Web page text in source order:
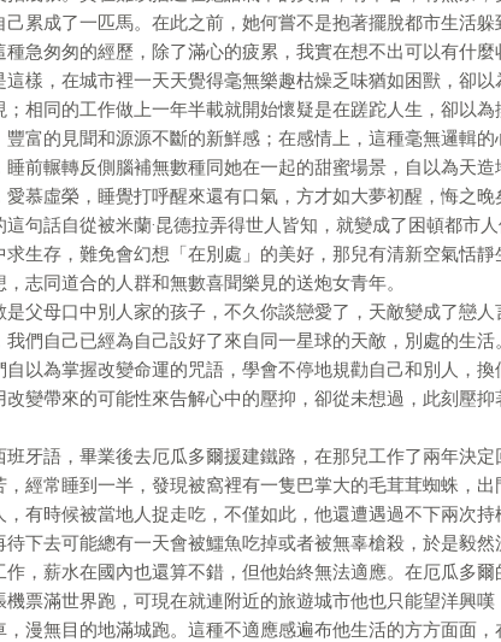
累成了一匹馬。在此之前，她何嘗不是抱著擺脫都市生活躲
急匆匆的經歷，除了滿心的疲累，我實在想不出可以有什麼
樣，在城市裡一天天覺得毫無樂趣枯燥乏味猶如困獸，卻
相同的工作做上一年半載就開始懷疑是在蹉跎人生，卻以
富的見聞和源源不斷的新鮮感；在感情上，這種毫無邏輯的
前輾轉反側腦補無數種同她在一起的甜蜜場景，自以為天造
慕虛榮，睡覺打呼醒來還有口氣，方才如大夢初醒，悔之晚
這句話自從被米蘭·昆德拉弄得世人皆知，就變成了困頓都市
生存，難免會幻想「在別處」的美好，那兒有清新空氣恬
志同道合的人群和無數喜聞樂見的送炮女青年。
父母口中別人家的孩子，不久你談戀愛了，天敵變成了戀人
們自己已經為自己設好了來自同一星球的天敵，別處的生活
以為掌握改變命運的咒語，學會不停地規勸自己和別人，
變帶來的可能性來告解心中的壓抑，卻從未想過，此刻壓抑
牙語，畢業後去厄瓜多爾援建鐵路，在那兒工作了兩年決
經常睡到一半，發現被窩裡有一隻巴掌大的毛茸茸蜘蛛，出
有時候被當地人捉走吃，不僅如此，他還遭遇過不下兩次持
下去可能總有一天會被鱷魚吃掉或者被無辜槍殺，於是毅然
，薪水在國內也還算不錯，但他始終無法適應。在厄瓜多
票滿世界跑，可現在就連附近的旅遊城市他也只能望洋興嘆
漫無目的地滿城跑。這種不適應感遍布他生活的方方面面，